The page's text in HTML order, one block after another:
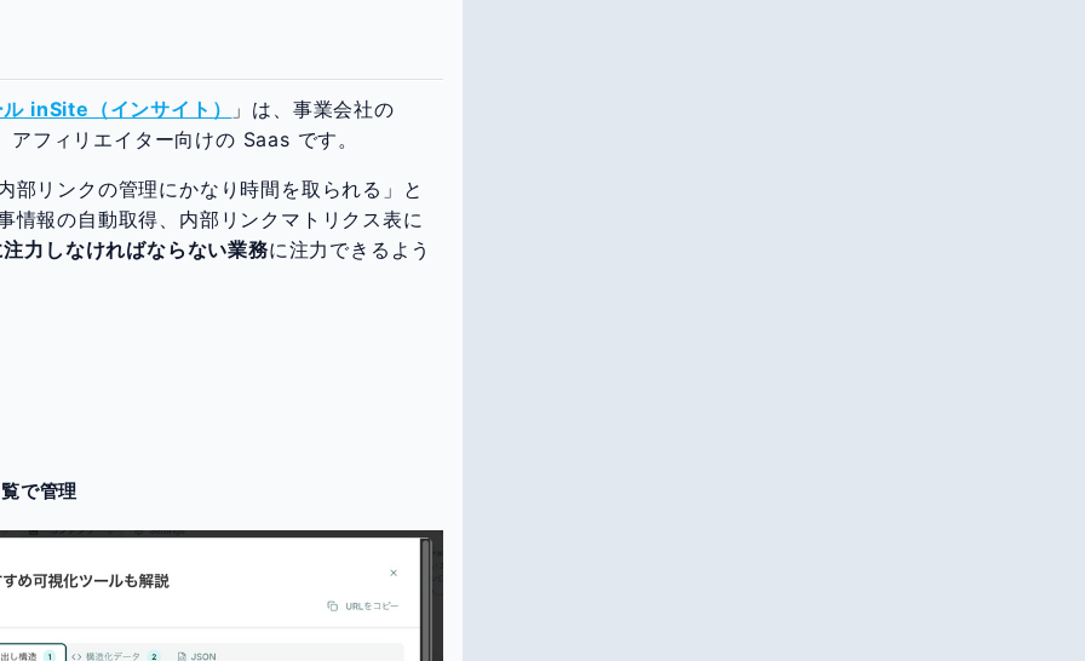
inSite（インサイト）
」は、事業会社の
フィリエイター向けの Saas です。
部リンクの管理にかなり時間を取られる」と
情報の自動取得、内部リンクマトリクス表に
力しなければならない業務に注力できるよう
で管理